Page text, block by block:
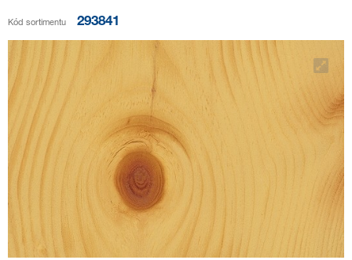
Kód sortimentu 293841